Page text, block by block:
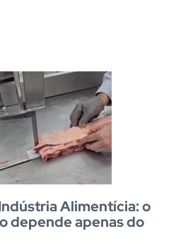
Alimentícia: o
depende apenas do